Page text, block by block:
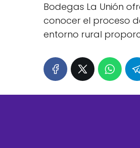
Bodegas La Unión
conocer el proceso
entorno rural